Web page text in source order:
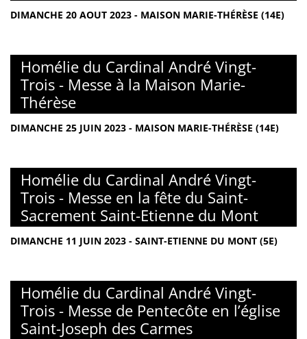
DIMANCHE 20 AOUT 2023 - MAISON MARIE-THÉRÈSE (14E)
Homélie du Cardinal André Vingt-
Trois - Messe à la Maison Marie-
Thérèse
DIMANCHE 25 JUIN 2023 - MAISON MARIE-THÉRÈSE (14E)
Homélie du Cardinal André Vingt-
Trois - Messe en la fête du Saint-
Sacrement Saint-Etienne du Mont
DIMANCHE 11 JUIN 2023 - SAINT-ETIENNE DU MONT (5E)
Homélie du Cardinal André Vingt-
Trois - Messe de Pentecôte en l’église
Saint-Joseph des Carmes